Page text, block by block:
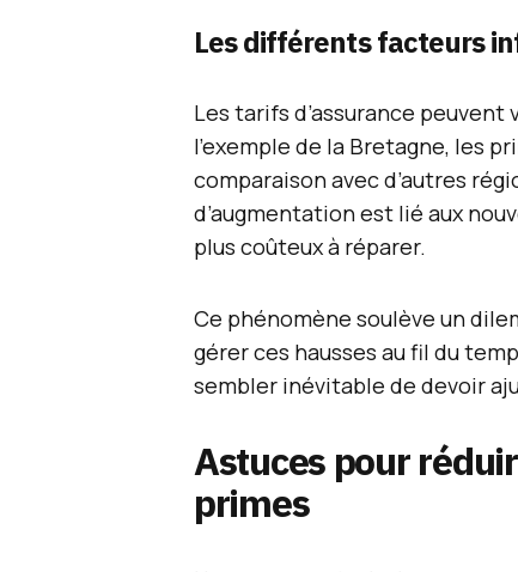
Les différents facteurs
Les tarifs d’assurance
l’exemple de la Bretagne, les
comparaison avec d’autres
d’augmentation est lié aux
plus coûteux à réparer.
Ce phénomène soulève un
gérer ces hausses au fil du
sembler inévitable de devoir
Astuces pour
primes